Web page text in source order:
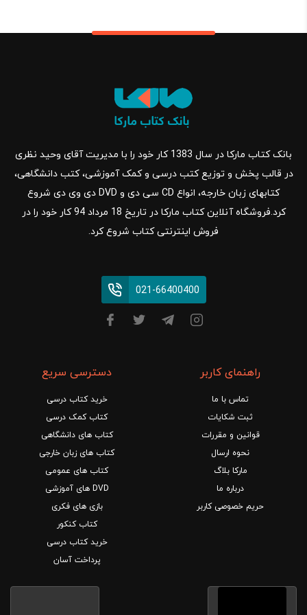
بانک کتاب مارکا در سال 1383 کار خود را با مدیریت آقای وحید نظری
در قالب پخش و توزیع کتب درسی و کمک آموزشی، کتب دانشگاهی،
کتابهای زبان خارجه، انواع CD سی دی و DVD دی وی دی شروع
کرد.فروشگاه آنلاین کتاب مارکا در تاریخ 18 مرداد 94 کار خود را در
فروش اینترنتی کتاب شروع کرد.
021-66400400
راهنمای کاربر
تماس با ما
ثبت شکایات
قوانین و مقررات
نحوه ارسال
مارکا بلاگ
درباره ما
حریم خصوصی کاربر
دسترسی سریع
خرید کتاب درسی
کتاب کمک درسی
کتاب های دانشگاهی
کتاب های زبان خارجی
کتاب های عمومی
DVD های آموزشی
بازی های فکری
کتاب کنکور
خرید کتاب درسی
پرداخت آسان